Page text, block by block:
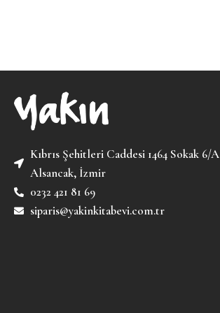
Kıbrıs Şehitleri Caddesi 1464 Sokak 6/A
Alsancak, İzmir
0232 421 81 69
siparis@yakinkitabevi.com.tr